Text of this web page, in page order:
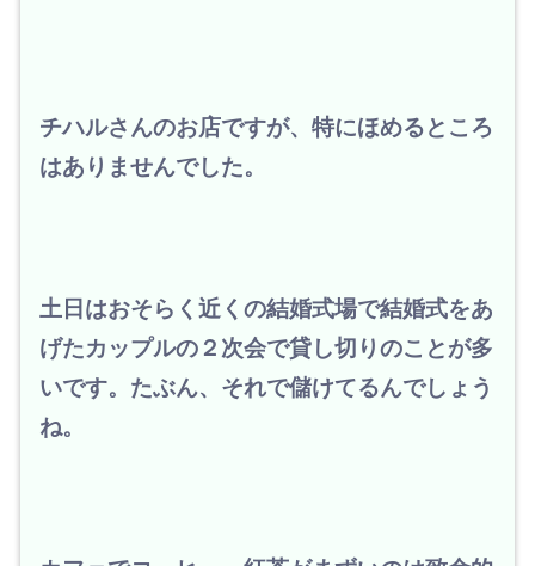
チハルさんのお店ですが、特にほめるところ
はありませんでした。
土日はおそらく近くの結婚式場で結婚式をあ
げたカップルの２次会で貸し切りのことが多
いです。 たぶん、それで儲けてるんでしょう
ね。